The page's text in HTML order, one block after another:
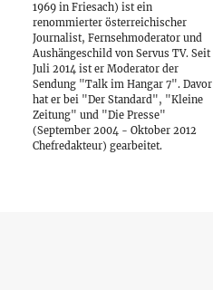
1969 in Friesach) ist ein
renommierter österreichischer
Journalist, Fernsehmoderator und
Aushängeschild von Servus TV. Seit
Juli 2014 ist er Moderator der
Sendung "Talk im Hangar 7". Davor
hat er bei "Der Standard", "Kleine
Zeitung" und "Die Presse"
(September 2004 - Oktober 2012
Chefredakteur) gearbeitet.